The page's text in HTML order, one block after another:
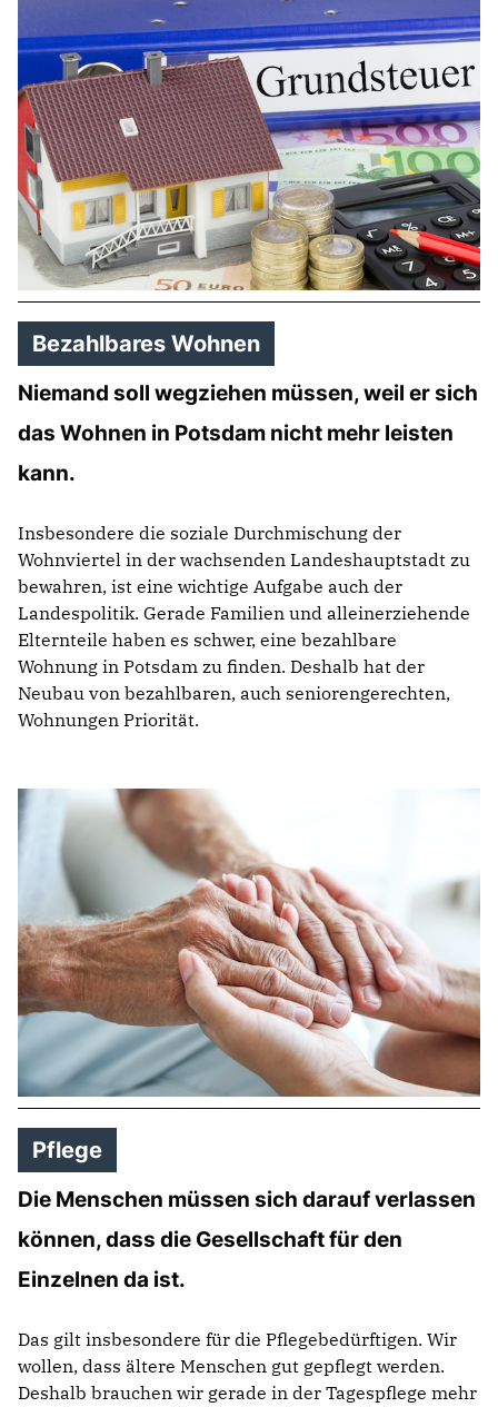
Bezahlbares Wohnen
Niemand soll wegziehen müssen, weil er sich
das Wohnen in Potsdam nicht mehr leisten
kann.
Insbesondere die soziale Durchmischung der
Wohnviertel in der wachsenden Landeshauptstadt zu
bewahren, ist eine wichtige Aufgabe auch der
Landespolitik. Gerade Familien und alleinerziehende
Elternteile haben es schwer, eine bezahlbare
Wohnung in Potsdam zu finden. Deshalb hat der
Neubau von bezahlbaren, auch seniorengerechten,
Wohnungen Priorität.
Pflege
Die Menschen müssen sich darauf verlassen
können, dass die Gesellschaft für den
Einzelnen da ist.
Das gilt insbesondere für die Pflegebedürftigen. Wir
wollen, dass ältere Menschen gut gepflegt werden.
Deshalb brauchen wir gerade in der Tagespflege mehr